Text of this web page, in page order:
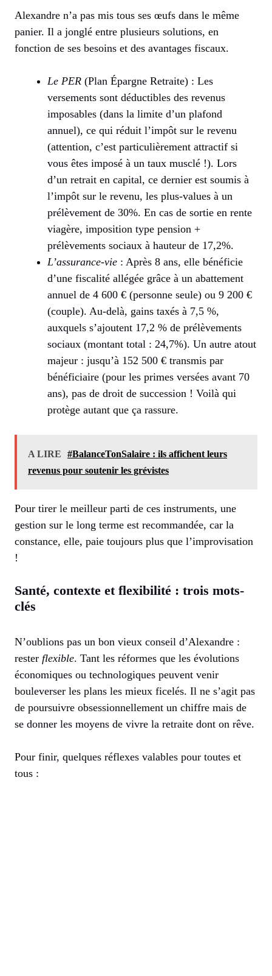
Alexandre n’a pas mis tous ses œufs dans le même
panier. Il a jonglé entre plusieurs solutions, en
fonction de ses besoins et des avantages fiscaux.
Le PER (Plan Épargne Retraite) : Les
versements sont déductibles des revenus
imposables (dans la limite d’un plafond
annuel), ce qui réduit l’impôt sur le revenu
(attention, c’est particulièrement attractif si
vous êtes imposé à un taux musclé !). Lors
d’un retrait en capital, ce dernier est soumis à
l’impôt sur le revenu, les plus-values à un
prélèvement de 30%. En cas de sortie en rente
viagère, imposition type pension +
prélèvements sociaux à hauteur de 17,2%.
L’assurance-vie : Après 8 ans, elle bénéficie
d’une fiscalité allégée grâce à un abattement
annuel de 4 600 € (personne seule) ou 9 200 €
(couple). Au-delà, gains taxés à 7,5 %,
auxquels s’ajoutent 17,2 % de prélèvements
sociaux (montant total : 24,7%). Un autre atout
majeur : jusqu’à 152 500 € transmis par
bénéficiaire (pour les primes versées avant 70
ans), pas de droit de succession ! Voilà qui
protège autant que ça rassure.
A LIRE
#BalanceTonSalaire : ils affichent leurs
revenus pour soutenir les grévistes
Pour tirer le meilleur parti de ces instruments, une
gestion sur le long terme est recommandée, car la
constance, elle, paie toujours plus que l’improvisation
!
Santé, contexte et flexibilité : trois mots-
clés
N’oublions pas un bon vieux conseil d’Alexandre :
rester flexible. Tant les réformes que les évolutions
économiques ou technologiques peuvent venir
bouleverser les plans les mieux ficelés. Il ne s’agit pas
de poursuivre obsessionnellement un chiffre mais de
se donner les moyens de vivre la retraite dont on rêve.
Pour finir, quelques réflexes valables pour toutes et
tous :